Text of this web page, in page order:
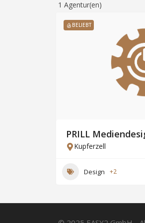
1 Agentur(en)
BELIEBT
Kupferzell
Design +2